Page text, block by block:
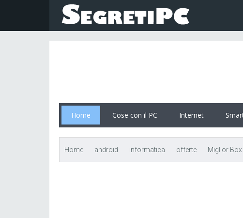
Home Cose con il PC Internet
Home android informatica offerte Miglior